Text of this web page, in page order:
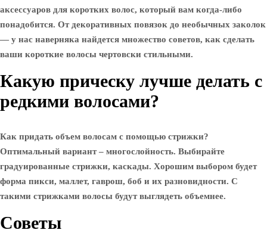
аксессуаров для коротких волос, который вам когда-либо
понадобится. От декоративных повязок до необычных заколок
— у нас наверняка найдется множество советов, как сделать
ваши короткие волосы чертовски стильными.
Какую прическу лучше делать с
редкими волосами?
Как придать объем волосам с помощью стрижки?
Оптимальный вариант – многослойность. Выбирайте
градуированные стрижки, каскады. Хорошим выбором будет
форма пикси, маллет, гаврош, боб и их разновидности. С
такими стрижками волосы будут выглядеть объемнее.
Советы